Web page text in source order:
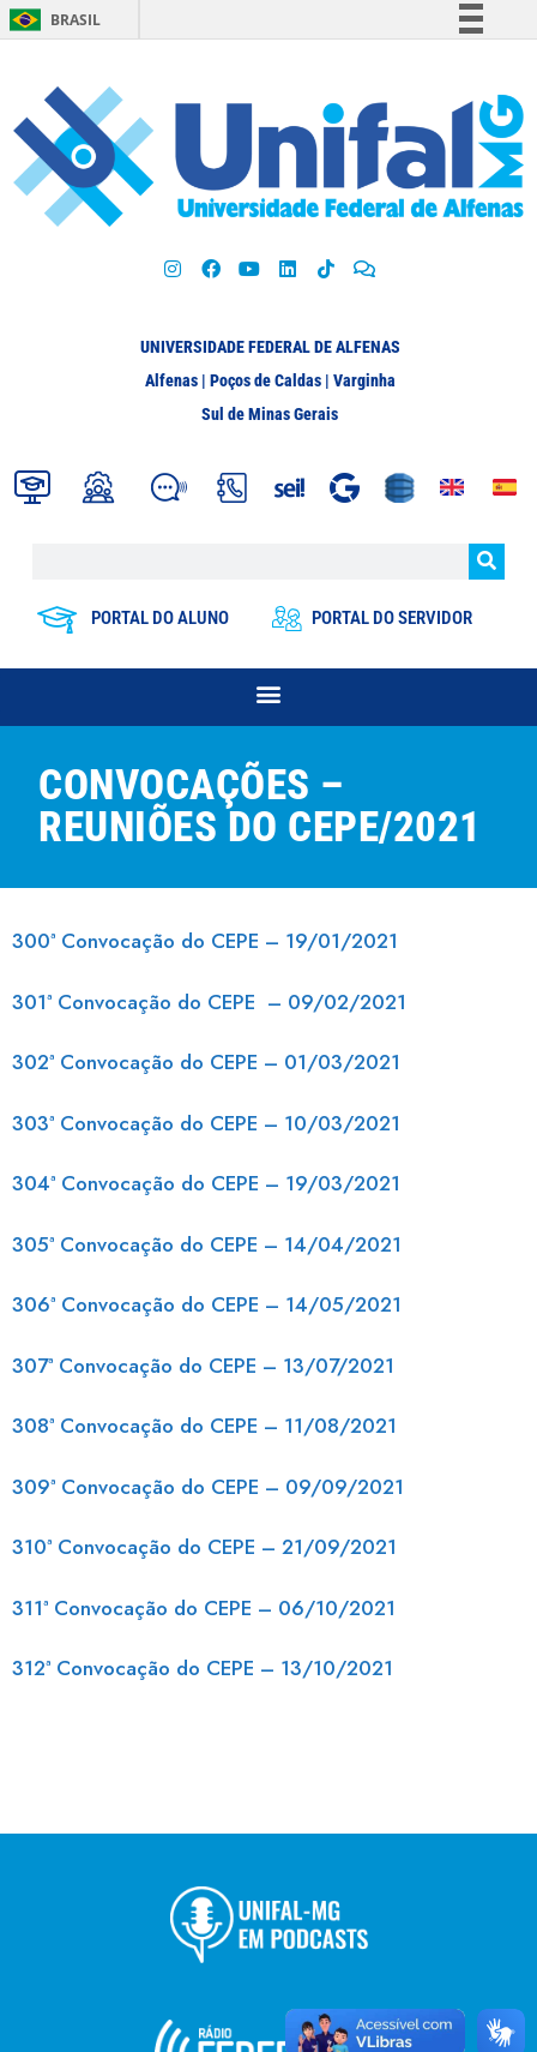
BRASIL
Participe
Acesso à informação
Legislação
UNIVERSIDADE FEDERAL DE ALFENAS
Alfenas | Poços de Caldas | Varginha
Sul de Minas Gerais
PORTAL DO ALUNO PORTAL DO SERVIDOR
CONVOCAÇÕES –
REUNIÕES DO CEPE/2021
300ª Convocação do CEPE – 19/01/2021
301ª Convocação do CEPE – 09/02/2021
302ª Convocação do CEPE – 01/03/2021
303ª Convocação do CEPE – 10/03/2021
304ª Convocação do CEPE – 19/03/2021
305ª Convocação do CEPE – 14/04/2021
306ª Convocação do CEPE – 14/05/2021
307ª Convocação do CEPE – 13/07/2021
308ª Convocação do CEPE – 11/08/2021
309ª Convocação do CEPE – 09/09/2021
310ª Convocação do CEPE – 21/09/2021
311ª Convocação do CEPE – 06/10/2021
312ª Convocação do CEPE – 13/10/2021